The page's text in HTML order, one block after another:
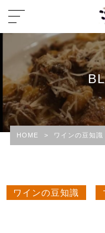
HOME > ワインの豆知識
ワインの豆知識